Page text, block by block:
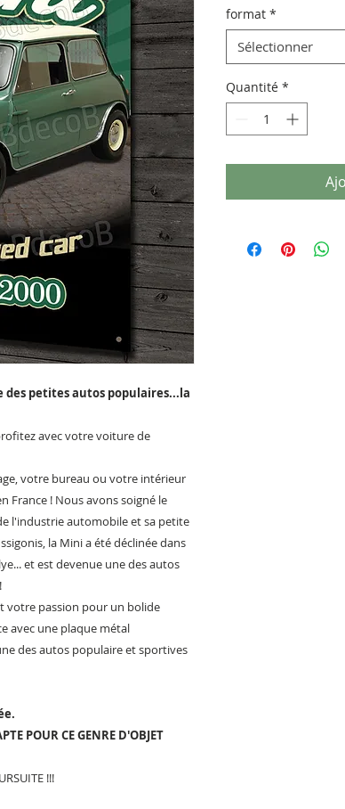
des petites autos populaires...la
avec votre voiture de
votre bureau ou votre intérieur
France ! Nous avons soigné le
l'industrie automobile et sa petite
la Mini a été déclinée dans
et est devenue une des autos
votre passion pour un bolide
avec une plaque métal
des autos populaire et sportives
POUR CE GENRE D'OBJET
!!!
format *
Sélectionner
Quantité *